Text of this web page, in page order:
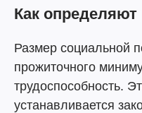
Как
Размер социальной
прожиточного
трудоспособность.
устанавливается